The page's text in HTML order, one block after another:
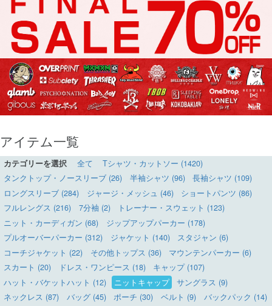
アイテム一覧
カテゴリーを選択 全て
Tシャツ・カットソー (1420)
タンクトップ・ノースリーブ (26)
半袖シャツ (96)
長袖シャツ (109)
ロングスリーブ (284)
ジャージ・メッシュ (46)
ショートパンツ (86)
フルレングス (216)
7分袖 (2)
トレーナー・スウェット (123)
ニット・カーディガン (68)
ジップアップパーカー (178)
プルオーバーパーカー (312)
ジャケット (140)
スタジャン (6)
コーチジャケット (22)
その他トップス (36)
マウンテンパーカー (6)
スカート (20)
ドレス・ワンピース (18)
キャップ (107)
ハット・バケットハット (12)
ニットキャップ
サングラス (9)
ネックレス (87)
バッグ (45) ポーチ (30) ベルト (9)
バックパック (14)